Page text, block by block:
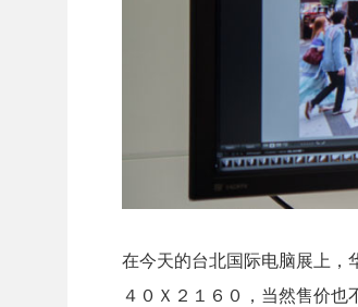
在今天的台北国际电脑展上，
４０Ｘ２１６０，当然售价也